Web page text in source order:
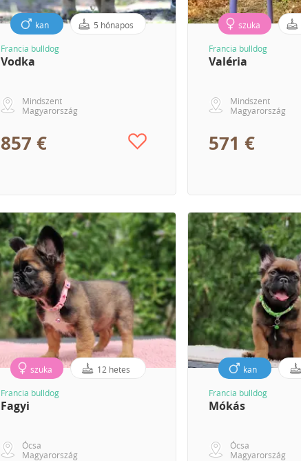
kan 5 hónapos
Francia bulldog
Vodka
Mindszent
Magyarország
857 €
szuka
Francia bulldog
Valéria
Mindszent
Magyarország
571 €
szuka 12 hetes
Francia bulldog
Fagyi
Ócsa
Magyarország
kan
Francia bulldog
Mókás
Ócsa
Magyarország